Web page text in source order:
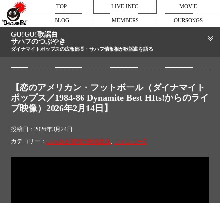
TOP LIVE INFO MOVIE
BLOG MEMBERS OURSONGS
GO!GO!歌謡曲
サハフのつぶやき
ダイナマイトポップスの広報部長・サハフ情報相が歌謡曲を語る
【恋のアメリカン・フットボール（ダイナマイト
ポップス／1984-86 Dynamite Best HIts!からのライ
ブ映像）2026年2月14日】
投稿日：2026年3月24日
カテゴリー： いわゆる昭和の歌謡曲系, フィンガー5